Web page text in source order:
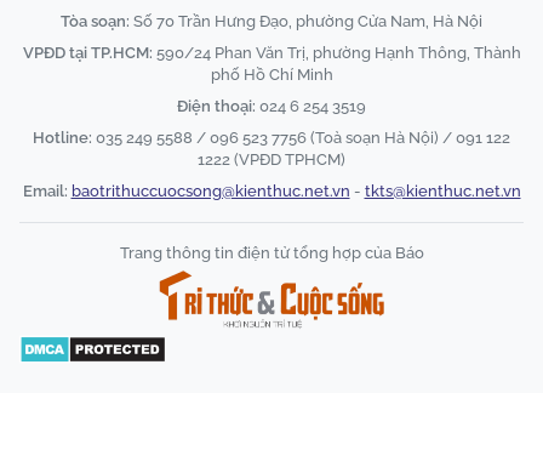
Tòa soạn: Số 70 Trần Hưng Đạo, phường Cửa Nam, Hà Nội
VPĐD tại TP.HCM: 590/24 Phan Văn Trị, phường Hạnh Thông, Thành
phố Hồ Chí Minh
Điện thoại: 024 6 254 3519
Hotline: 035 249 5588 / 096 523 7756 (Toà soạn Hà Nội) / 091 122
1222 (VPĐD TPHCM)
Email: baotrithuccuocsong@kienthuc.net.vn - tkts@kienthuc.net.vn
Trang thông tin điện tử tổng hợp của Báo